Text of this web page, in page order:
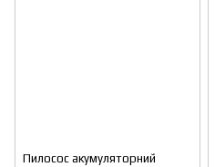
Пилосос акумуляторний